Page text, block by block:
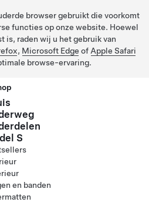
browser gebruikt die voorkomt
functies op onze website. Hoewel
is, raden wij u het gebruik van
, Microsoft Edge of Apple Safari
browse-ervaring.
S
en banden